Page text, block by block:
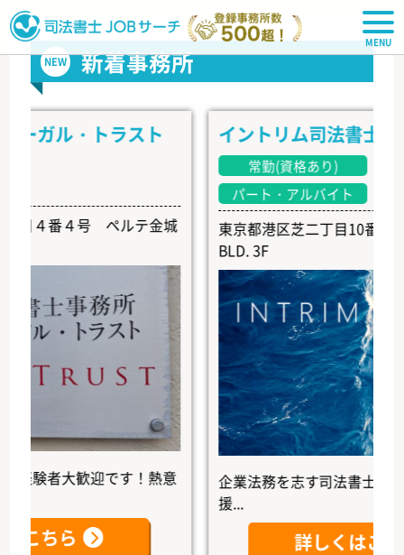
司法書士JOBサーチ
NEW 新着事務所
ル・トラスト
番４号 ペルテ金城
者大歓迎です！熱意
ら
イントリム司法書士事務所
常勤(資格あり)
パート・アルバイト
東京都港区芝二丁目10番6号
BLD. 3F
企業法務を志す司法書士の未来
詳しくはこちら